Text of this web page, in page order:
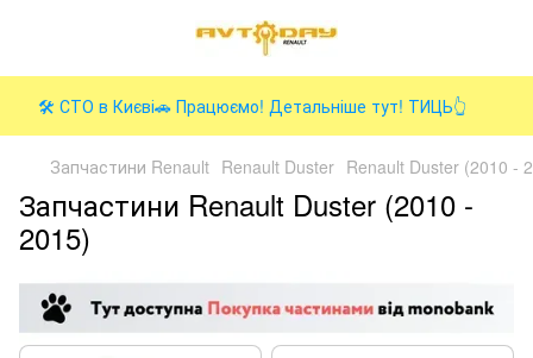
🛠️ СТО в Києві🚗 Працюємо! Детальніше тут! ТИЦЬ👆
Запчастини Renault Renault Duster Renault Duster (2010 -
Запчастини Renault Duster (2010 -
2015)